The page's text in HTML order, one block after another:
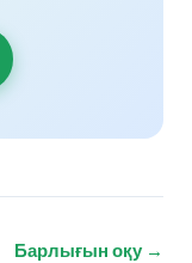
Барлығын оқу →